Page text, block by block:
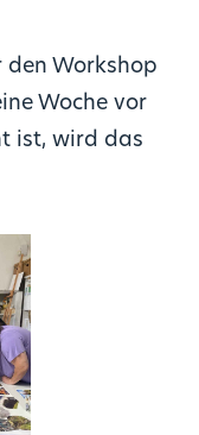
den Workshop
Woche vor
ist, wird das